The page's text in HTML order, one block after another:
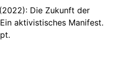
Die Zukunft der
aktivistisches Manifest.